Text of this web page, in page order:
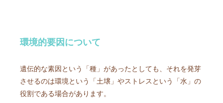
環境的要因について
遺伝的な素因という「種」があったとしても、それを発芽
させるのは環境という「土壌」やストレスという「水」の
役割である場合があります。